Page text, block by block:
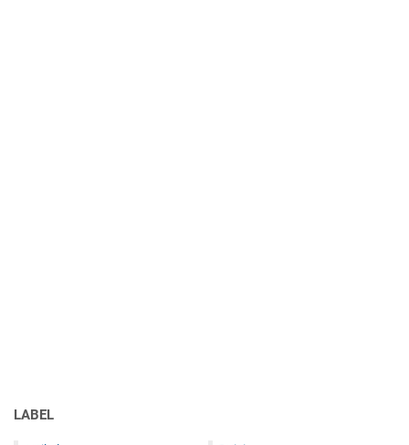
LABEL